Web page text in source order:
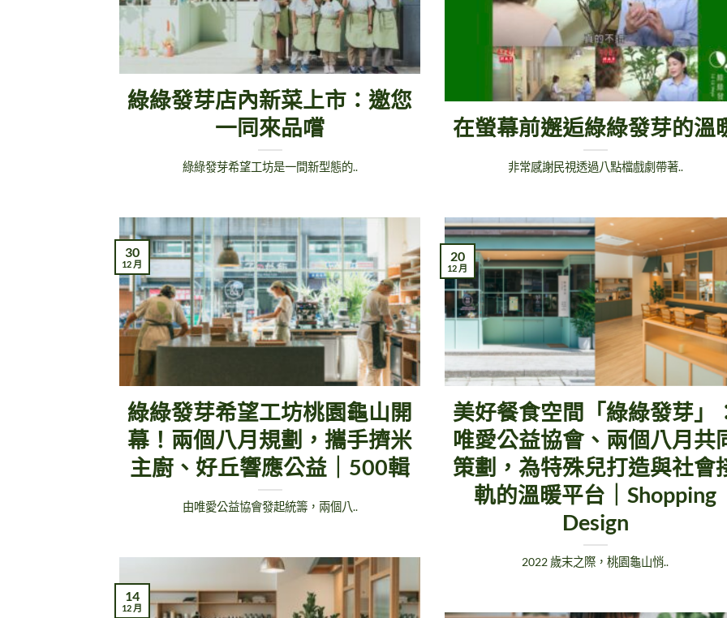
綠綠發芽店內新菜上市：邀您
一同來品嚐
綠綠發芽希望工坊是一間新型態的..
在螢幕前邂逅綠綠發芽的溫
非常感謝民視透過八點檔戲劇帶著..
綠綠發芽希望工坊桃園龜山開
幕！兩個八月規劃，攜手擠米
主廚、好丘響應公益｜500輯
由唯愛公益協會發起統籌，兩個八..
30
12 月
美好餐食空間「綠綠發芽」
唯愛公益協會、兩個八月共
策劃，為特殊兒打造與社會
軌的溫暖平台｜Shopping
Design
2022 歲末之際，桃園龜山悄..
20
12 月
14
12 月